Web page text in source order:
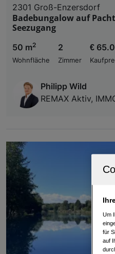
2301 Groß-Enzersdorf
Badebungalow auf
Seezugang
50 m2
Wohnfläche
2
Zimmer
€
Philipp Wild
REMAX Aktiv,
Um
für
auf